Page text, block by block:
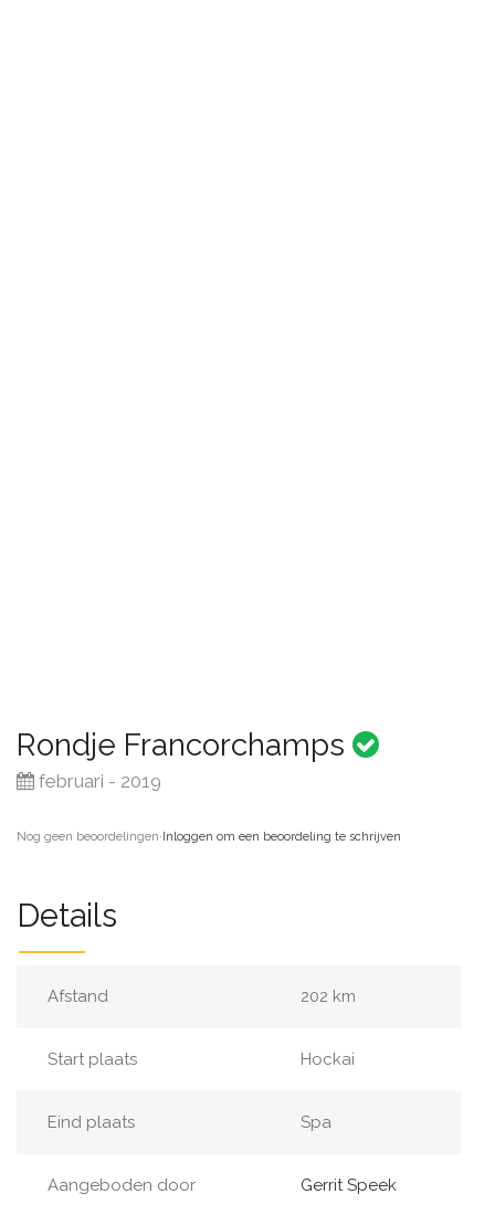
Rondje Francorchamps
februari - 2019
Nog geen beoordelingen·Inloggen om een beoordeling te schrijven
Details
Afstand 202 km
Start plaats Hockai
Eind plaats Spa
Aangeboden door Gerrit Speek